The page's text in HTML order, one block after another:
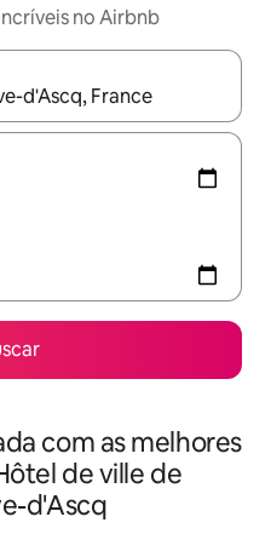
no Airbnb
disponíveis, explore-os
com as melhores
de ville de
d'Ascq